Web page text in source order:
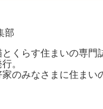
部
くらす住まいの専門
。
のみなさまに住まい